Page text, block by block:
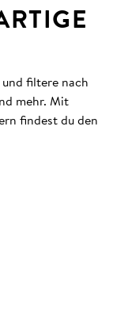
filtere nach
mehr. Mit
findest du den